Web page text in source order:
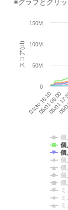
※グラフとグリ
スコア(pt)
04/30 18:10
05/01 06:00
05/01
0
50M
100M
150M
個
個
個
個
個
個
個